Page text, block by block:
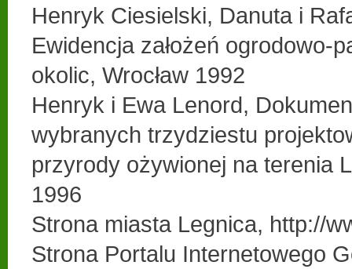
Henryk Ciesielski, Danuta i
Ewidencja założeń ogrodowo-
okolic, Wrocław 1992
Henryk i Ewa Lenord,
wybranych trzydziestu
przyrody ożywionej na terenia
1996
Strona miasta Legnica, http://
Strona Portalu Internetowego